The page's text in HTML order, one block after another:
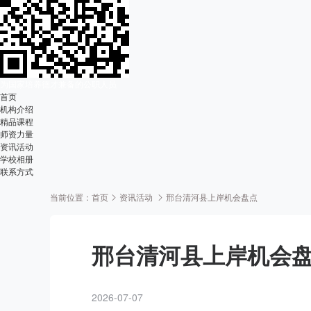
首页
机构介绍
精品课程
师资力量
资讯活动
学校相册
联系方式
当前位置： 首页 资讯活动 邢台清河县上岸机会盘点
邢台清河县上岸机会
2026-07-07